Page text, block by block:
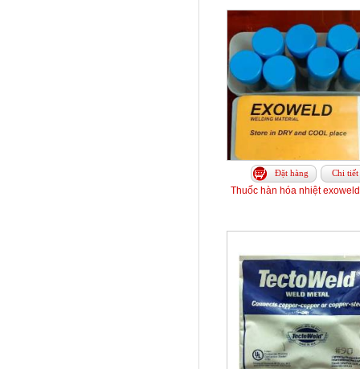
Đặt hàng Chi tiết
Thuốc hàn hóa nhiệt